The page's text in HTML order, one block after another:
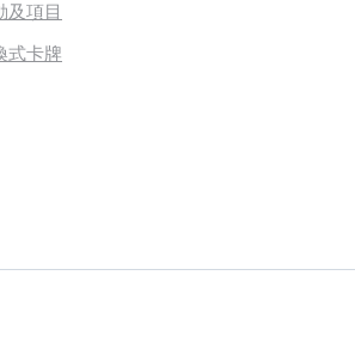
及項目
式卡牌